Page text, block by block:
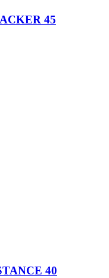
45
40